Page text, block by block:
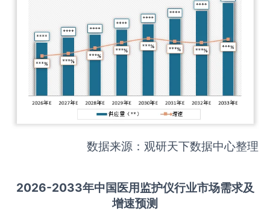
数据来源：观研天下数据中心整理
2026-2033年中国医用监护仪行业市场需求及
增速预测